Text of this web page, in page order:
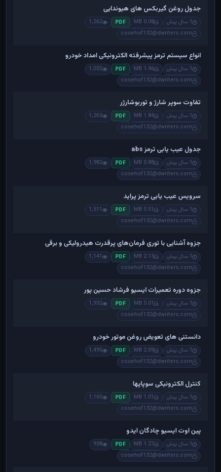
جدول روغن گیربکس های هیوندایی
1 سال پیش 0.08 MB
PDF
1,262
cosehof132@dwriters.com
انواع سیستم ترمز پیشرفته الکترونیکی امداد خودرو
1 سال پیش 1.46 MB
PDF
1,032
cosehof132@dwriters.com
تفاوت سوپر شارژ و توربوشارژر
1 سال پیش 1.84 MB
PDF
1,263
cosehof132@dwriters.com
جدول عیب یابی ترمز abs
1 سال پیش 0.88 MB
PDF
1,982
cosehof132@dwriters.com
سرویس عیب یابی ترمز پراید
1 سال پیش 0.51 MB
PDF
1,511
cosehof132@dwriters.com
جزوه آشنایی با توری فرمان‌های پرقدرت هیدرولیکی و برقی
1 سال پیش 2.13 MB
PDF
1,141
cosehof132@dwriters.com
جزوه دوره تعمیرات ایسیو فرشاد حسین پور
1 سال پیش 5.01 MB
PDF
1,932
cosehof132@dwriters.com
دانستنی های تعویض روغن موتور خودرو
1 سال پیش 2.09 MB
PDF
1,495
cosehof132@dwriters.com
کنترل الکترونیکی سوپاپها
1 سال پیش 1.01 MB
PDF
1,160
cosehof132@dwriters.com
پین اوت ایسیو چادگان ایدو
1 سال پیش 1.27 MB
PDF
938
cosehof132@dwriters.com